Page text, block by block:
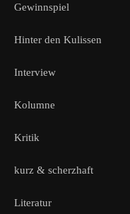
Gewinnspiel
Hinter den Kulissen
Interview
Kolumne
Kritik
kurz & scherzhaft
Literatur